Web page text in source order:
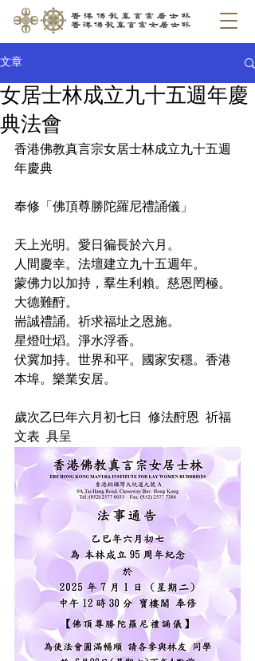
文章
女居士林成立九十五週年慶
典法會
香港佛教真言宗女居士林成立九十五週
年慶典
奉修「佛頂尊勝陀羅尼禮誦儀」
天上光明。愛日徧長於六月。
人間慶幸。法壇建立九十五週年。
蒙佛力以加持，羣生利賴。慈恩罔極。
大德難酧。
耑誠禮誦。祈求福址之恩施。
星燈吐熖。淨水浮香。
伏冀加持。世界和平。國家安穩。香港
本埠。樂業安居。
歲次乙巳年六月初七日  修法酧恩  祈福
文表  具呈